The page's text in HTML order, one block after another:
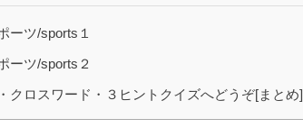
ツ/sports１
ツ/sports２
クロスワード・３ヒントクイズへどうぞ[まとめ]